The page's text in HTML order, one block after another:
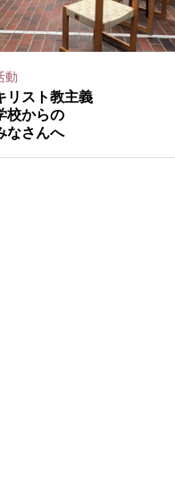
動
リスト教主義
校からの
なさんへ